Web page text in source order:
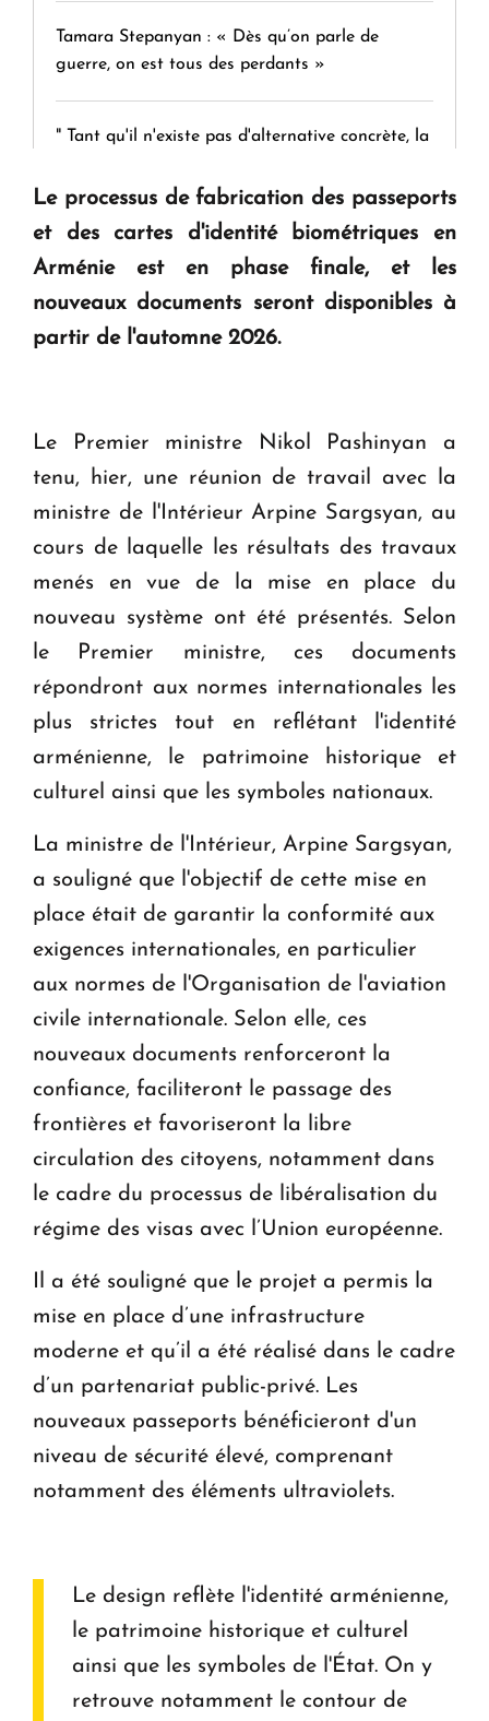
Tamara Stepanyan : « Dès qu’on parle de
guerre, on est tous des perdants »
" Tant qu'il n'existe pas d'alternative concrète, la
KASA : 30 ans d'audace, de résilience et d'avenir
en Arménie
Le premier hôtel Hyatt Regency d'Arménie
Le processus de fabrication des passeports
et des cartes d'identité biométriques en
Arménie est en phase finale, et les
nouveaux documents seront disponibles à
partir de l'automne 2026.
Le Premier ministre Nikol Pashinyan a
tenu, hier, une réunion de travail avec la
ministre de l'Intérieur Arpine Sargsyan, au
cours de laquelle les résultats des travaux
menés en vue de la mise en place du
nouveau système ont été présentés. Selon
le Premier ministre, ces documents
répondront aux normes internationales les
plus strictes tout en reflétant l'identité
arménienne, le patrimoine historique et
culturel ainsi que les symboles nationaux.
La ministre de l'Intérieur, Arpine Sargsyan,
a souligné que l'objectif de cette mise en
place était de garantir la conformité aux
exigences internationales, en particulier
aux normes de l'Organisation de l'aviation
civile internationale. Selon elle, ces
nouveaux documents renforceront la
confiance, faciliteront le passage des
frontières et favoriseront la libre
circulation des citoyens, notamment dans
le cadre du processus de libéralisation du
régime des visas avec l’Union européenne.
Il a été souligné que le projet a permis la
mise en place d’une infrastructure
moderne et qu’il a été réalisé dans le cadre
d’un partenariat public-privé. Les
nouveaux passeports bénéficieront d'un
niveau de sécurité élevé, comprenant
notamment des éléments ultraviolets.
Le design reflète l'identité arménienne,
le patrimoine historique et culturel
ainsi que les symboles de l'État. On y
retrouve notamment le contour de